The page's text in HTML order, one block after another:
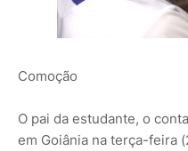
Comoção
O pai da estudante, o
em Goiânia na terça-feira